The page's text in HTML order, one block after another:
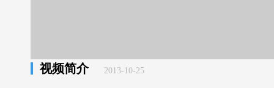
视频简介 2013-10-25